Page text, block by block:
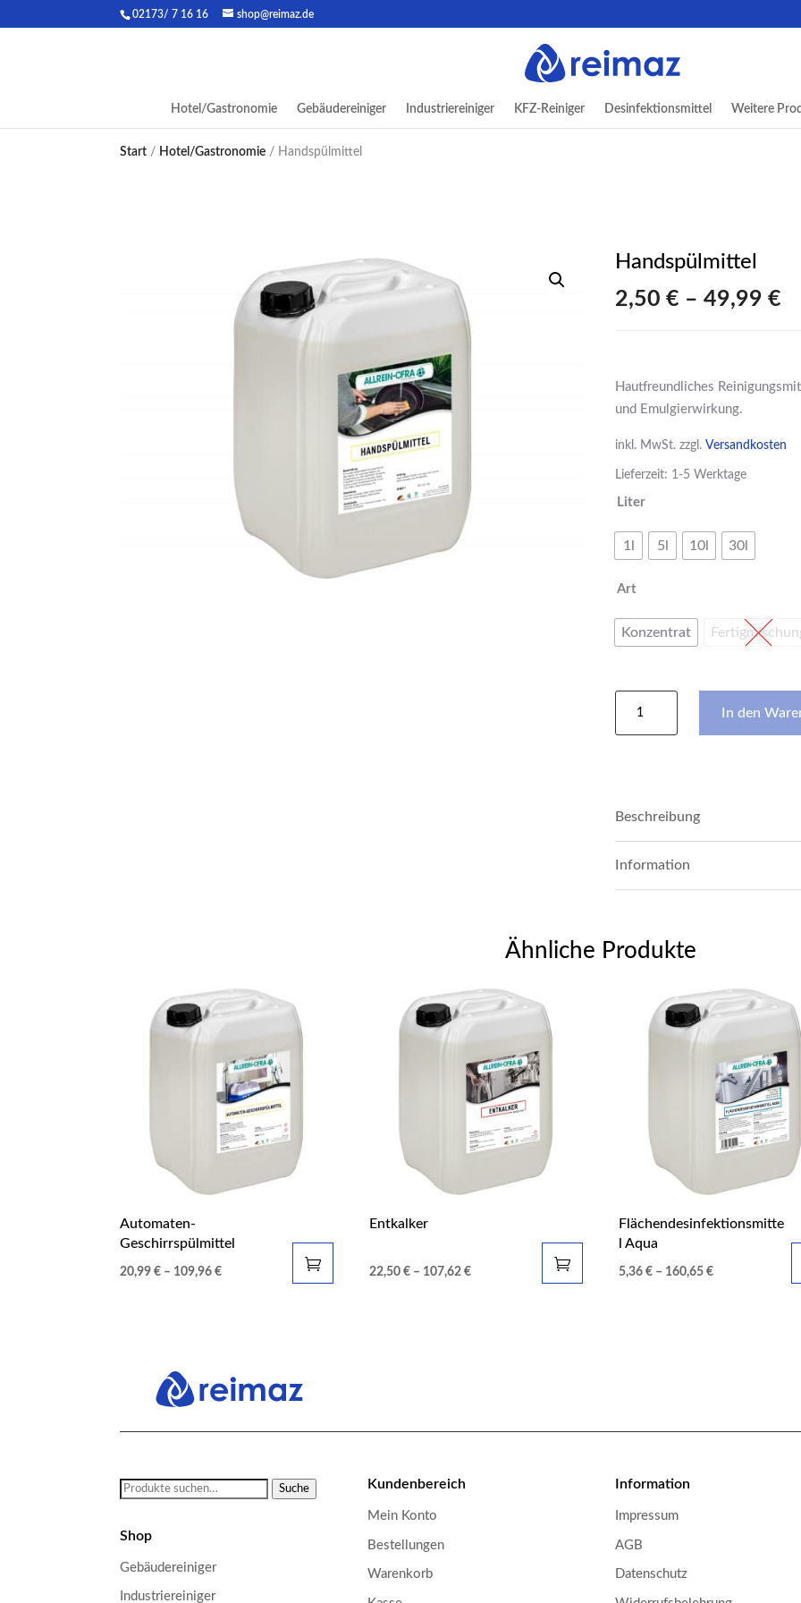
02173/ 7 16 16 shop@reimaz.de
Hotel/Gastronomie Gebäudereiniger Industriereiniger KFZ-Reiniger Desinfektionsmittel Weitere
Start / Hotel/Gastronomie / Handspülmittel
Handspülmittel
2,50€ –49,99€
Hautfreundliches
und Emulgierwirkung.
inkl. MwSt. zzgl.Versandkosten
Lieferzeit: 1-5 Werktage
Liter
1l 5l 10l 30l
Art
Konzentrat
In den
Beschreibung
Information
Ähnliche Produkte
Automaten-
Geschirrspülmittel
20,99€ – 109,96€
Entkalker
22,50€ – 107,62€
Flächendesinfektionsmitte
l Aqua
5,36€ – 160,65€
Suche
nach:
Suche
Shop
Gebäudereiniger
Industriereiniger
Kundenbereich
Mein Konto
Bestellungen
Warenkorb
Information
Impressum
AGB
Datenschutz